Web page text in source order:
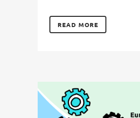
READ MORE